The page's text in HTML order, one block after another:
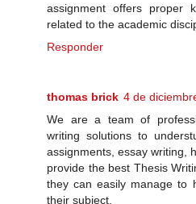
assignment offers proper
related to the academic
Responder
thomas brick 4 de
We are a team of
writing solutions to
assignments, essay writing,
provide the best Thesis
they can easily manage to
their subject.